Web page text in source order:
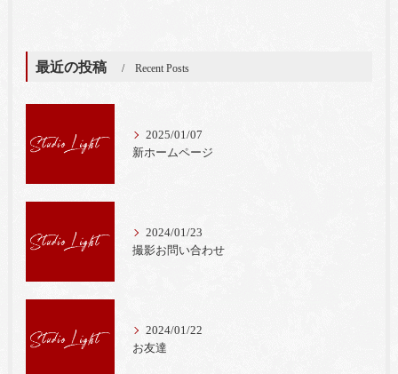
最近の投稿 Recent Posts
2025/01/07
新ホームページ
2024/01/23
撮影お問い合わせ
2024/01/22
お友達